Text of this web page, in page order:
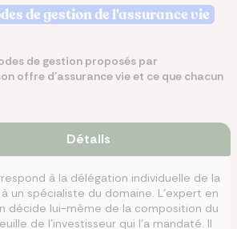
de gestion de l'assurance vie
de gestion proposés par
offre d’assurance vie et ce que chacun
Détails
à la délégation individuelle de la
un spécialiste du domaine. L’expert en
décide lui-même de la composition du
de l’investisseur qui l’a mandaté. Il